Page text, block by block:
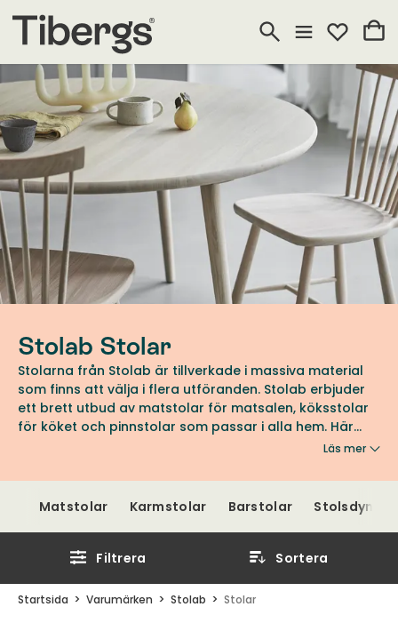
Stolab Stolar
Stolarna från Stolab är tillverkade i massiva material
som finns att välja i flera utföranden. Stolab erbjuder
ett brett utbud av matstolar för matsalen, köksstolar
för köket och pinnstolar som passar i alla hem. Här
hittar du favoriter som Lilla Åland, Miss Holly och Prima
Möbler.
Läs mer
Matstolar Karmstolar Barstolar Stolsdynor
Filtrera Sortera
Startsida Varumärken Stolab Stolar